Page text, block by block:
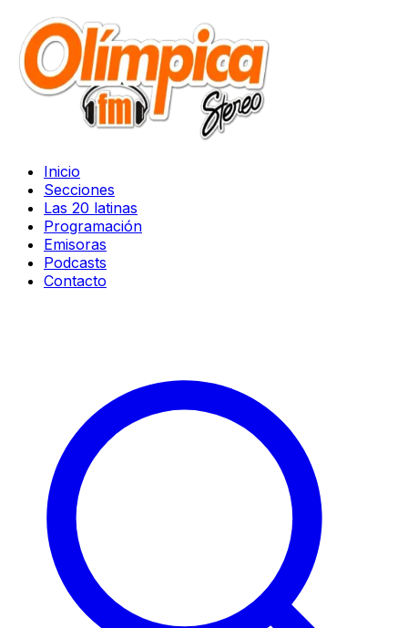
Inicio
Secciones
Las 20 latinas
Programación
Emisoras
Podcasts
Contacto